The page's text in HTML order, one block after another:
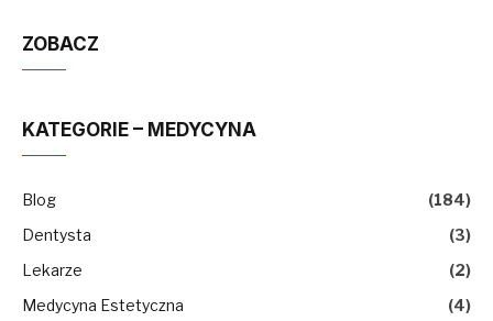
ZOBACZ
KATEGORIE – MEDYCYNA
Blog
(184)
Dentysta
(3)
Lekarze
(2)
Medycyna Estetyczna
(4)